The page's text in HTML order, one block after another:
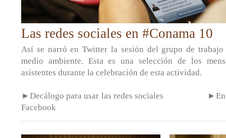
Las redes sociales en #Conama 10
Así se narró en Twitter la sesión del grupo de trabajo
medio ambiente. Esta es una selección de los
asistentes durante la celebración de esta actividad.
►Decálogo para usar las redes sociales
Facebook